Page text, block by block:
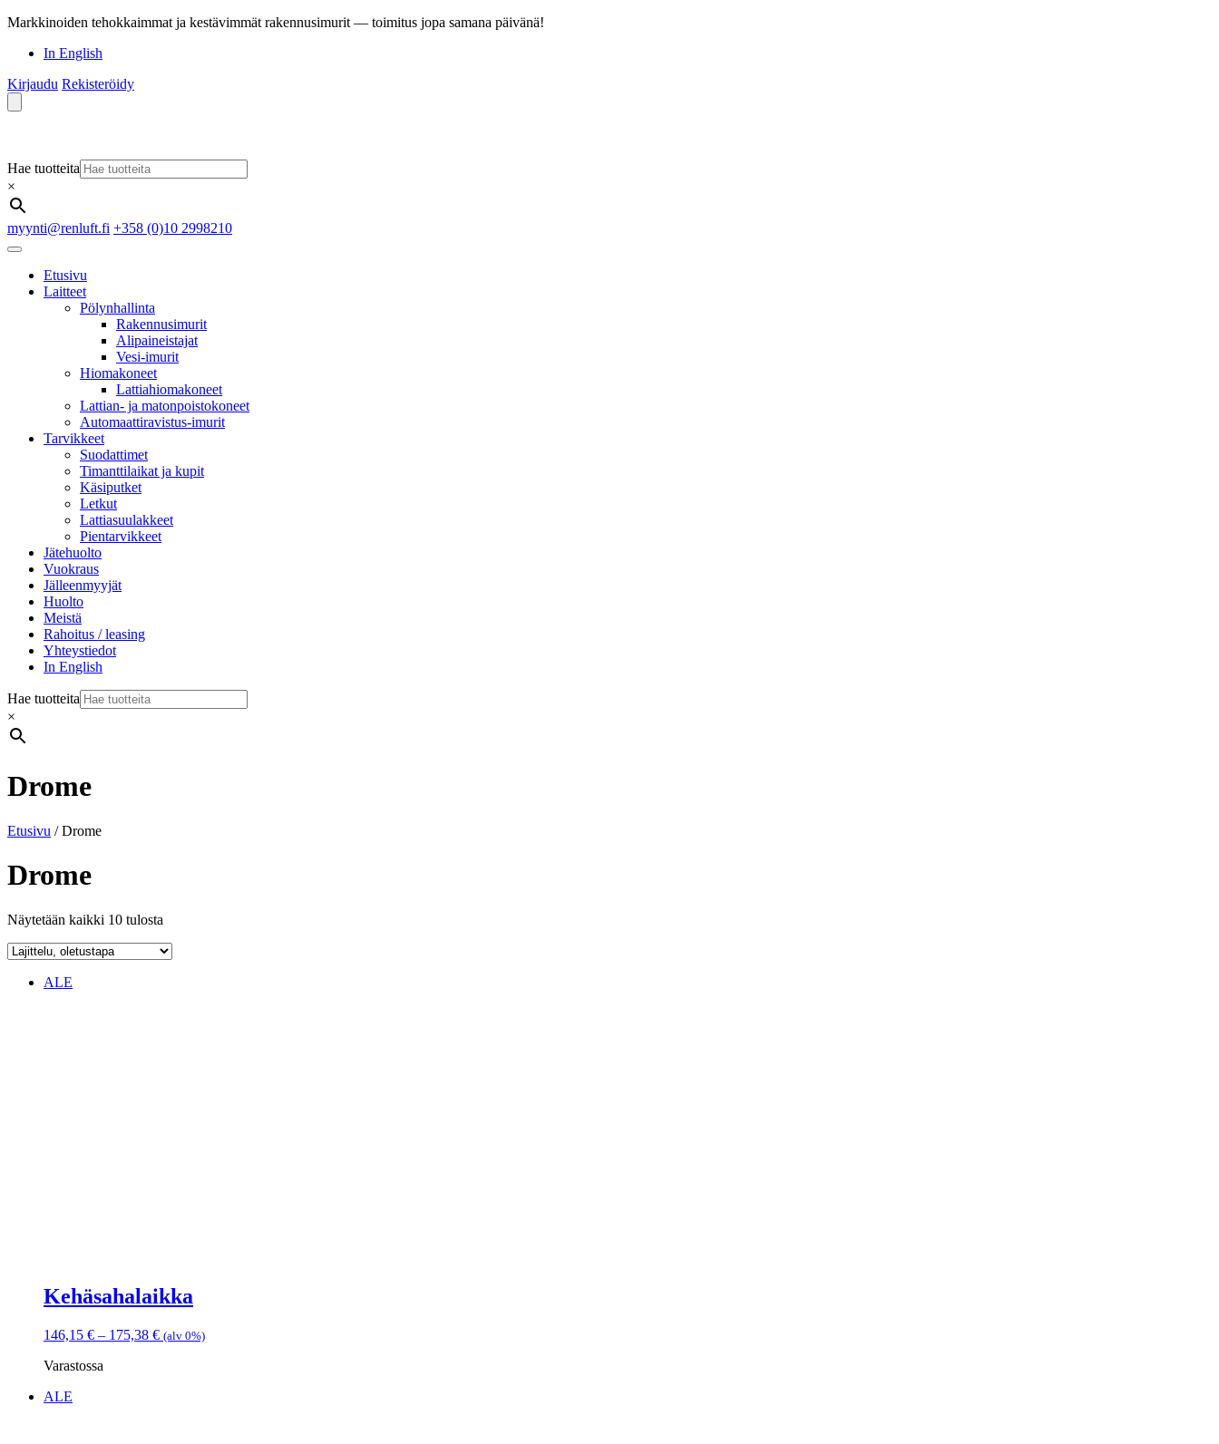
Markkinoiden tehokkaimmat ja kestävimmät rakennusimurit — toimitus jopa samana päivänä!
In English
Kirjaudu Rekisteröidy
Hae tuotteita
×
myynti@renluft.fi +358 (0)10 2998210
Etusivu
Laitteet
Pölynhallinta
Rakennusimurit
Alipaineistajat
Vesi-imurit
Hiomakoneet
Lattiahiomakoneet
Lattian- ja matonpoistokoneet
Automaattiravistus-imurit
Tarvikkeet
Suodattimet
Timanttilaikat ja kupit
Käsiputket
Letkut
Lattiasuulakkeet
Pientarvikkeet
Jätehuolto
Vuokraus
Jälleenmyyjät
Huolto
Meistä
Rahoitus / leasing
Yhteystiedot
In English
Hae tuotteita
×
Drome
Etusivu / Drome
Drome
Näytetään kaikki 10 tulosta
ALE
Kehäsahalaikka
146,15 € – 175,38 €Hintaluokka:
(alv 0%)
Varastossa
ALE